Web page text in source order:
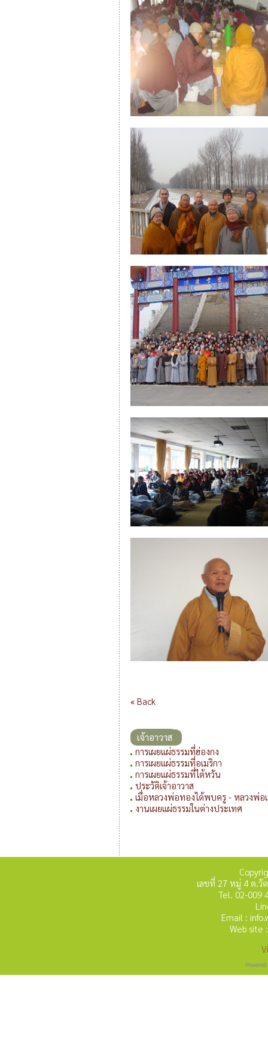
« Back
เจ้าอาวาส
การเผยแผ่ธรรมที่ฮ่องกง
การเผยแผ่ธรรมที่อเมริกา
การเผยแผ่ธรรมที่ไต้หวัน
ประวัติเจ้าอาวาส
เมื่อหลวงพ่อทองได้พบครู - หลวงพ่อ
งานเผยแผ่ธรรมในต่างประเทศ
เลขที่ 27 หมู่ 4 ต.วั
Tel. 02-009
Email :
Web site